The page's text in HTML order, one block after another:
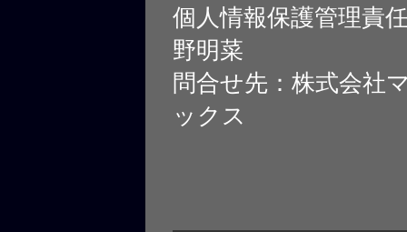
個人情報保護管理責
野明菜
問合せ先：株式会社
ックス